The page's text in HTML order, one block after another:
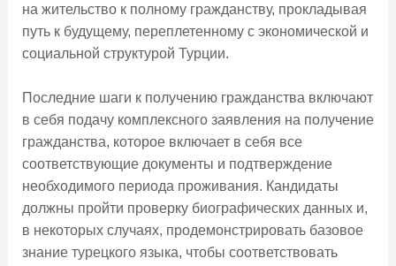
на жительство к полному гражданству, прокладывая
путь к будущему, переплетенному с экономической и
социальной структурой Турции.
Последние шаги к получению гражданства включают
в себя подачу комплексного заявления на получение
гражданства, которое включает в себя все
соответствующие документы и подтверждение
необходимого периода проживания. Кандидаты
должны пройти проверку биографических данных и,
в некоторых случаях, продемонстрировать базовое
знание турецкого языка, чтобы соответствовать